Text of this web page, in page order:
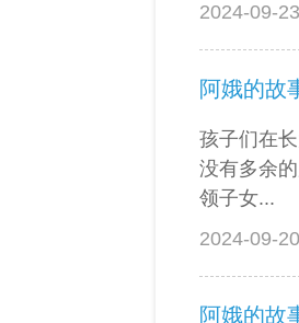
2024-09-
阿娥的故
孩子们在
没有多余
领子女...
2024-09-
阿娥的故